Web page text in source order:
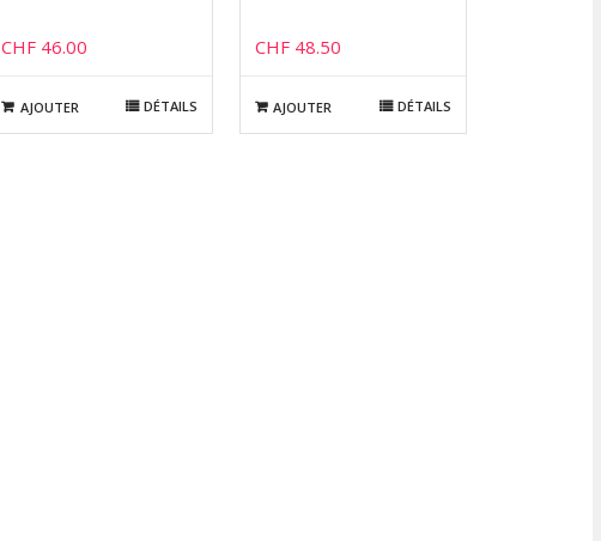
CHF 46.00
AJOUTER DÉTAILS
CHF48.50
AJOUTER DÉTAILS